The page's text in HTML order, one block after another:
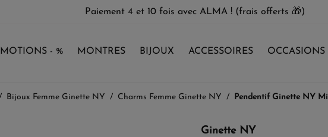
Paiement 4 et 10 fois avec ALMA ! (frais offerts 🎁)
- % MONTRES BIJOUX ACCESSOIRES OCCASIONS
Bijoux Femme Ginette NY Charms Femme Ginette NY Pendentif Ginette NY
Ginette NY